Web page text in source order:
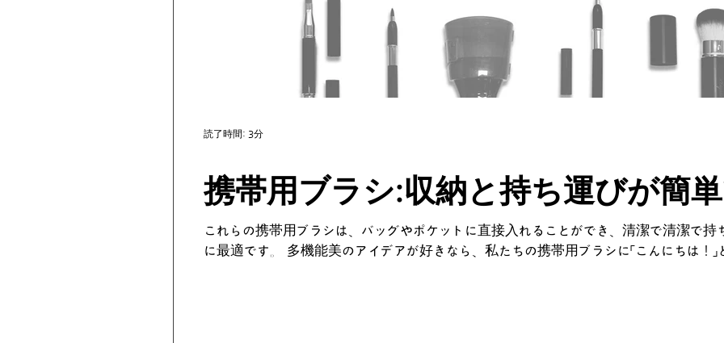
携帯用ブラシ:収納と持ち運びが簡
これらの携帯用ブラシは、バッグやポケットに直接入れることができ、清潔で清潔で
に最適です。 多機能美のアイデアが好きなら、私たちの携帯用ブラシに「こんにちは！
読了時間: 3分